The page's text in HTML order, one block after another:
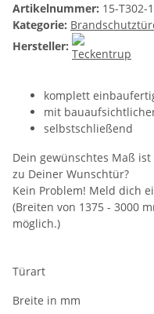
Artikelnummer: 15-T302-
Kategorie:
Hersteller:
komplett
mit
selbstschließend
Dein gewünschtes Maß
zu Deiner Wunschtür?
Kein Problem! Meld dich
(Breiten von 1375 - 3000
möglich.)
Türart
Breite in mm